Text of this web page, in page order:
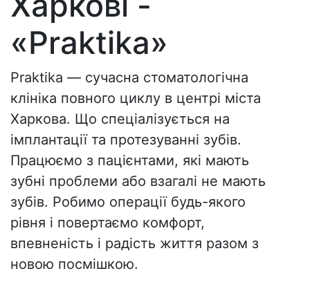
«Praktika»
Praktika — сучасна стоматологічна
клініка повного циклу в центрі міста
Харкова. Що спеціалізується на
імплантації та протезуванні зубів.
Працюємо з пацієнтами, які мають
зубні проблеми або взагалі не мають
зубів. Робимо операції будь-якого
рівня і повертаємо комфорт,
впевненість і радість життя разом з
новою посмішкою.